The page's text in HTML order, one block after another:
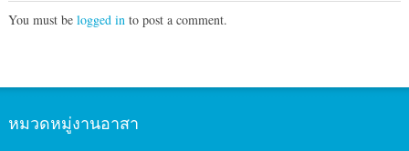
You must be logged into post a comment.
หมวดหมู่งานอาสา